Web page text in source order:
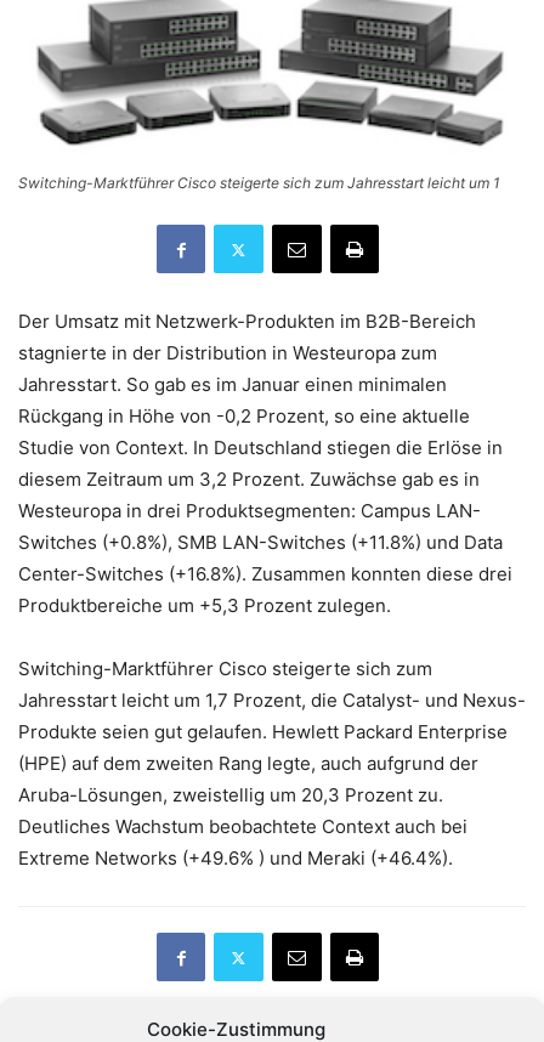
Cookie-Zustimmung
Switching-Marktführer Cisco steigerte sich zum Jahresstart leicht um 1
Der Umsatz mit Netzwerk-Produkten im B2B-Bereich
stagnierte in der Distribution in Westeuropa zum
Jahresstart. So gab es im Januar einen minimalen
Rückgang in Höhe von -0,2 Prozent, so eine aktuelle
Studie von Context. In Deutschland stiegen die Erlöse in
diesem Zeitraum um 3,2 Prozent. Zuwächse gab es in
Westeuropa in drei Produktsegmenten: Campus LAN-
Switches (+0.8%), SMB LAN-Switches (+11.8%) und Data
Center-Switches (+16.8%). Zusammen konnten diese drei
Produktbereiche um +5,3 Prozent zulegen.
Switching-Marktführer Cisco steigerte sich zum
Jahresstart leicht um 1,7 Prozent, die Catalyst- und Nexus-
Produkte seien gut gelaufen. Hewlett Packard Enterprise
(HPE) auf dem zweiten Rang legte, auch aufgrund der
Aruba-Lösungen, zweistellig um 20,3 Prozent zu.
Deutliches Wachstum beobachtete Context auch bei
Extreme Networks (+49.6% ) und Meraki (+46.4%).